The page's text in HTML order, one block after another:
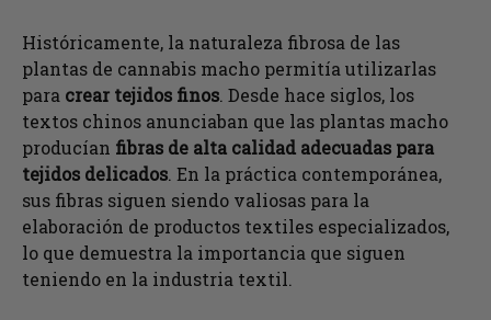
Históricamente, la naturaleza fibrosa de las
plantas de cannabis macho permitía utilizarlas
para crear tejidos finos. Desde hace siglos, los
textos chinos anunciaban que las plantas macho
producían fibras de alta calidad adecuadas para
tejidos delicados. En la práctica contemporánea,
sus fibras siguen siendo valiosas para la
elaboración de productos textiles especializados,
lo que demuestra la importancia que siguen
teniendo en la industria textil.